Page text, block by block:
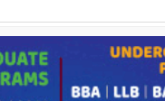
ড্যাবের ৩৭তম
তারেক রহমান।